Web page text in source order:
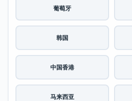
葡萄牙
韩国
中国香港
马来西亚